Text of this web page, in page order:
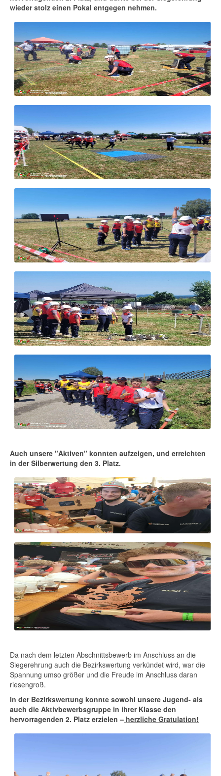
wieder stolz einen Pokal entgegen nehmen.
Auch unsere "Aktiven" konnten aufzeigen, und erreichten
in der Silberwertung den 3. Platz.
Da nach dem letzten Abschnittsbewerb im Anschluss an die
Siegerehrung auch die Bezirkswertung verkündet wird, war die
Spannung umso größer und die Freude im Anschluss daran
riesengroß.
In der Bezirkswertung konnte sowohl unsere Jugend- als
auch die Aktivbewerbsgruppe in ihrer Klasse den
hervorragenden 2. Platz erzielen – herzliche Gratulation!